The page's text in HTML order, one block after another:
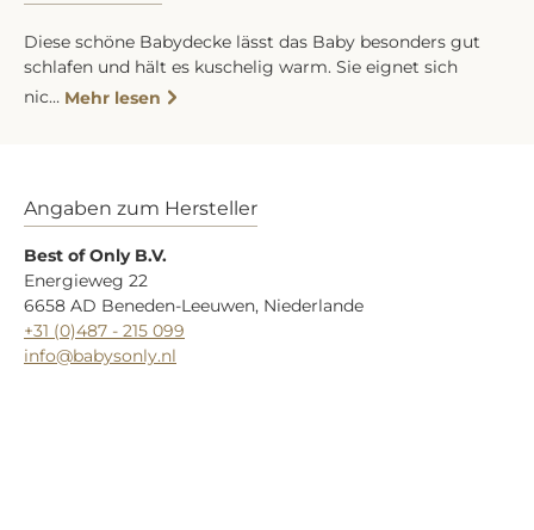
Diese schöne Babydecke lässt das Baby besonders gut
schlafen und hält es kuschelig warm. Sie eignet sich
nic… Mehr lesen
Angaben zum Hersteller
Best of Only B.V.
Energieweg 22
6658 AD Beneden-Leeuwen, Niederlande
+31 (0)487 - 215 099
info@babysonly.nl